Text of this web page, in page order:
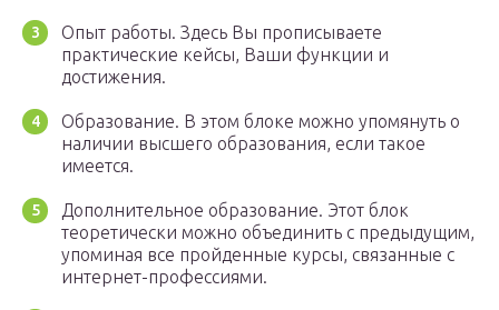
Опыт работы. Здесь Вы прописываете
практические кейсы, Ваши функции и
достижения.
Образование. В этом блоке можно упомянуть о
наличии высшего образования, если такое
имеется.
Дополнительное образование. Этот блок
теоретически можно объединить с предыдущим,
упоминая все пройденные курсы, связанные с
интернет-профессиями.